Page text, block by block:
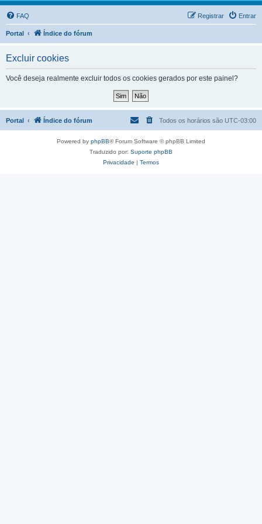
FAQ Entrar
Registrar
Portal Índice do fórum
Excluir cookies
Você deseja realmente excluir todos os cookies gerados por este painel?
Portal Índice do fórum Todos os horários são UTC-03:00
Powered by phpBB® Forum Software © phpBB Limited
Traduzido por: Suporte phpBB
Privacidade | Termos